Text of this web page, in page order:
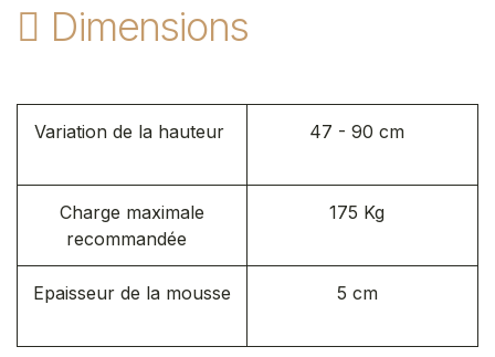
Dimensions
Variation de la hauteur 47 - 90 cm
Charge maximale
recommandée
175 Kg
Epaisseur de la mousse 5 cm